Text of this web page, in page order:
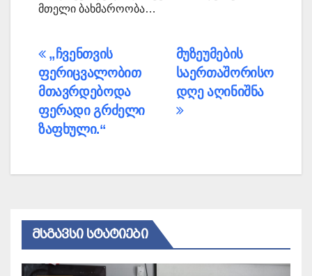
მთელი ბახმაროობა…
პოსტის
ნავიგაცია
მუზეუმების
საერთაშორისო
დღე აღინიშნა
„ჩვენთვის
ფერიცვალობით
მთავრდებოდა
ფერადი გრძელი
ზაფხული.“
ᲛᲡᲒᲐᲕᲡᲘ ᲡᲢᲐᲢᲘᲔᲑᲘ